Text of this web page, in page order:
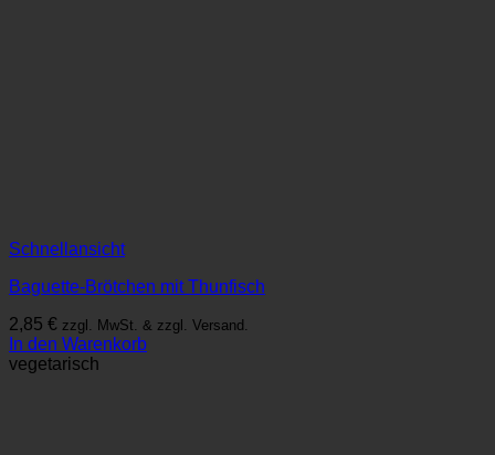
Schnellansicht
Baguette-Brötchen mit Thunfisch
2,85 € zzgl. MwSt. & zzgl. Versand.
In den Warenkorb
vegetarisch